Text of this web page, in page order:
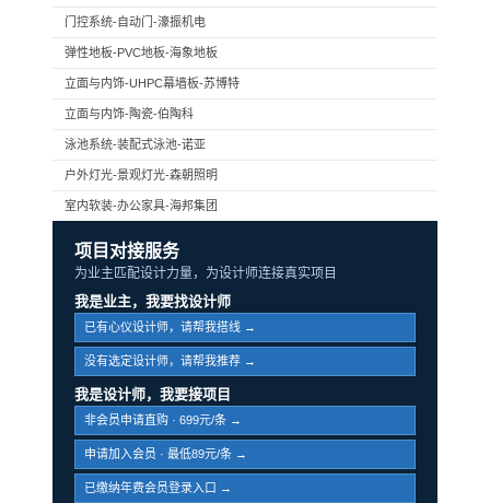
门控系统-自动门-濠振机电
弹性地板-PVC地板-海象地板
立面与内饰-UHPC幕墙板-苏博特
立面与内饰-陶瓷-伯陶科
泳池系统-装配式泳池-诺亚
户外灯光-景观灯光-森朝照明
室内软装-办公家具-海邦集团
项目对接服务
为业主匹配设计力量，为设计师连接真实项目
我是业主，我要找设计师
已有心仪设计师，请帮我搭线 →
没有选定设计师，请帮我推荐 →
我是设计师，我要接项目
非会员申请直购 · 699元/条 →
申请加入会员 · 最低89元/条 →
已缴纳年费会员登录入口 →